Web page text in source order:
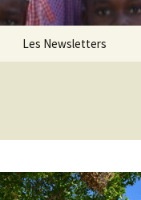
Les Newsletters
Newsletter 7 – Sept 2014